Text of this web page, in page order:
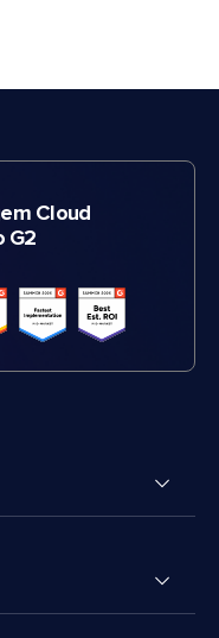
Cloud
G2